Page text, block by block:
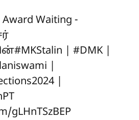
Waiting -
#MKStalin #DMK
gLHnTSzBEP